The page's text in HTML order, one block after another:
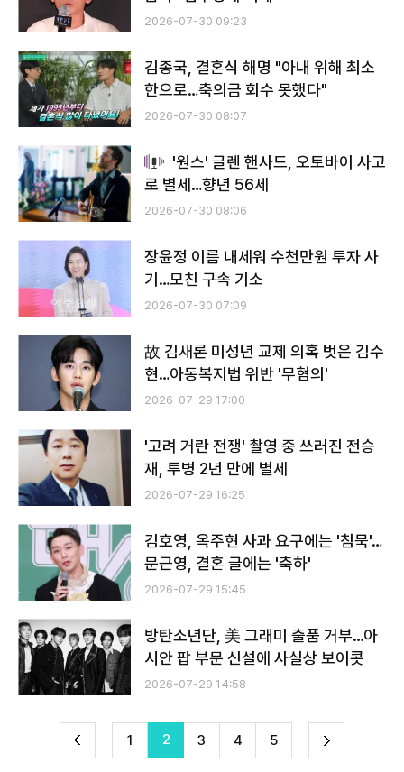
2026-07-30 09:23
김종국, 결혼식 해명 "아내 위해 최소
한으로…축의금 회수 못했다"
2026-07-30 08:07
'원스' 글렌 핸사드, 오토바이 사고
로 별세…향년 56세
2026-07-30 08:06
장윤정 이름 내세워 수천만원 투자 사
기…모친 구속 기소
2026-07-30 07:09
故 김새론 미성년 교제 의혹 벗은 김수
현…아동복지법 위반 '무혐의'
2026-07-29 17:00
'고려 거란 전쟁' 촬영 중 쓰러진 전승
재, 투병 2년 만에 별세
2026-07-29 16:25
김호영, 옥주현 사과 요구에는 '침묵'…
문근영, 결혼 글에는 '축하'
2026-07-29 15:45
방탄소년단, 美 그래미 출품 거부…아
시안 팝 부문 신설에 사실상 보이콧
2026-07-29 14:58
이 1 2 3 4 5 다